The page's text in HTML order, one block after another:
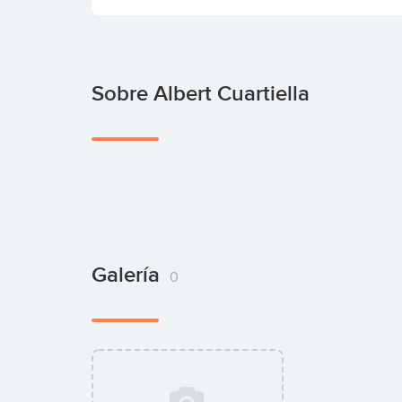
Sobre Albert Cuartiella
Galería 0